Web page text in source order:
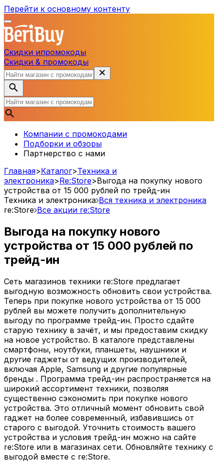
Перейти к основному контенту
Скидки ипромокоды
Скидки & промокоды
Компании с промокодами
Подборки и обзоры
Партнерство с нами
Главная>Каталог>Техника и
электроника>Re:Store>Выгода на покупку нового
устройства от 15 000 рублей по трейд-ин
Техника и электроника Вся техника и электроника
re:Store Все акции re:Store
Выгода на покупку нового
устройства от 15 000 рублей по
трейд-ин
Сеть магазинов техники re:Store предлагает
выгодную возможность обновить свои устройства.
Теперь при покупке нового устройства от 15 000
рублей вы можете получить дополнительную
выгоду по программе трейд-ин. Просто сдайте
старую технику в зачёт, и мы предоставим скидку
на новое устройство. В каталоге представлены
смартфоны, ноутбуки, планшеты, наушники и
другие гаджеты от ведущих производителей,
включая Apple, Samsung и другие популярные
бренды . Программа трейд-ин распространяется на
широкий ассортимент техники, позволяя
существенно сэкономить при покупке нового
устройства. Это отличный момент обновить свой
гаджет на более современный, избавившись от
старого с выгодой. Уточнить стоимость вашего
устройства и условия трейд-ин можно на сайте
re:Store или в магазинах сети. Обновляйте технику с
выгодой вместе с re:Store.